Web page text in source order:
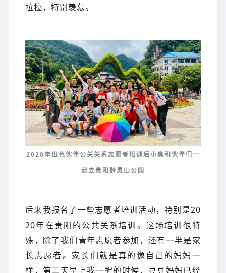
拉拉，特别羡慕。
2020年出色伙伴公关关系志愿者培训后小奥和伙伴们一
起去贵阳黔灵山公园
后来我报名了一些志愿者培训活动，特别是20
20年在贵阳的公共关系培训。这场培训很特
殊，除了我们青年志愿者参加，还有一半是家
长志愿者。家长们就是真的像自己的妈妈一
样，第二天早上我一醒的时候，豆豆妈妈已经